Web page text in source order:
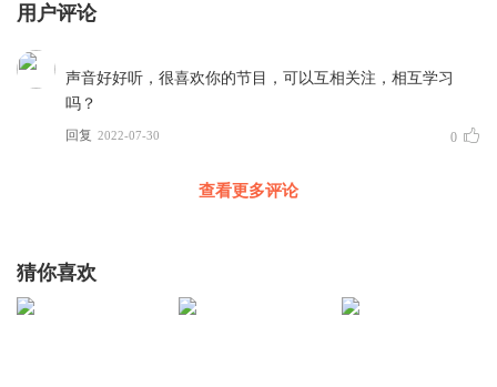
用户评论
声音好好听，很喜欢你的节目，可以互相关注，相互学习
吗？
回复 2022-07-30 0
查看更多评论
猜你喜欢